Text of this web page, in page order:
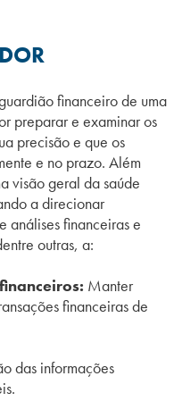
financeiro de uma
preparar e examinar os
precisão e que os
e no prazo. Além
visão geral da saúde
a direcionar
análises financeiras e
outras, a:
Manter
financeiras de
das informações